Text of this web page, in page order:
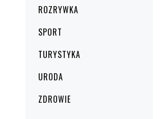
ROZRYWKA
SPORT
TURYSTYKA
URODA
ZDROWIE